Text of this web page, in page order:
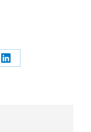
Share